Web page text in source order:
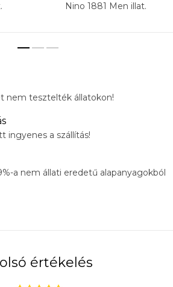
Nino 1881 Men illat.
nem tesztelték állatokon!
ingyenes a szállítás!
a nem állati eredetű alapanyagokból
értékelés